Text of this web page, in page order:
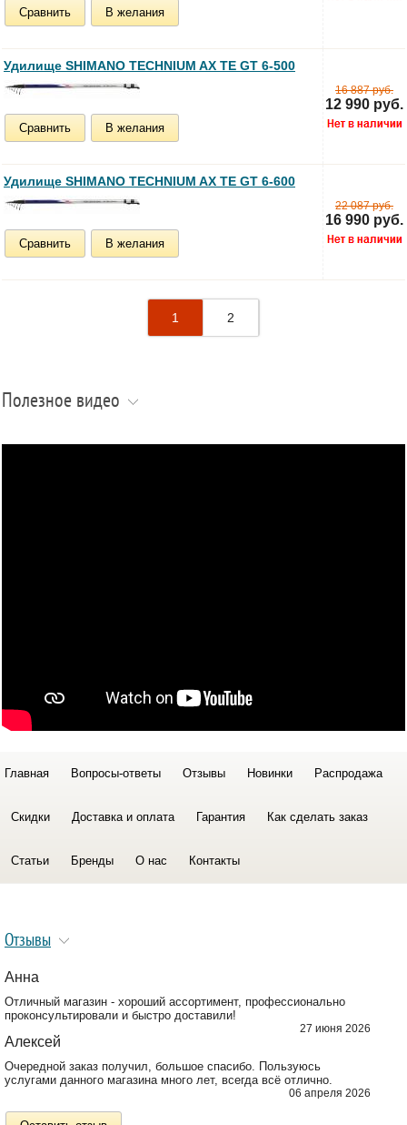
Сравнить В желания
Удилище SHIMANO TECHNIUM AX TE GT 6-500
Сравнить В желания
16 887 руб.
12 990 руб.
Удилище SHIMANO TECHNIUM AX TE GT 6-600
Сравнить В желания
22 087 руб.
16 990 руб.
1 2
Полезное видео
Главная Вопросы-ответы Отзывы Новинки Распродажа
Скидки Доставка и оплата Гарантия Как сделать заказ
Статьи Бренды О нас Контакты
Отзывы
Анна
Отличный магазин - хороший ассортимент, профессионально
проконсультировали и быстро доставили!
27 июня 2026
Алексей
Очередной заказ получил, большое спасибо. Пользуюсь
услугами данного магазина много лет, всегда всё отлично.
06 апреля 2026